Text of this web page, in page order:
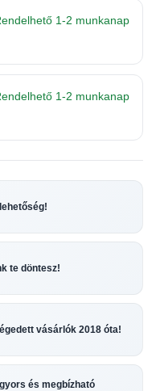
1-2 munkanap
1-2 munkanap
te döntesz!
vásárlók 2018 óta!
és megbízható